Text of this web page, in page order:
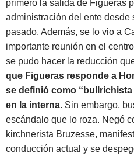
primero la salida de Figueras
administración del ente desde
pasado. Además, se lo vio a
importante reunión en el
se pudo hacer la reducción
que Figueras responde a
se definió como
en la interna. Sin embargo,
escándalo que lo roza. Negó
kirchnerista Bruzesse,
conducción actual y se